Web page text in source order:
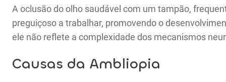
A oclusão do olho saudável com um tampão,
preguiçoso a trabalhar, promovendo o
ele não reflete a complexidade dos mecanismos
Causas da Ambliopia